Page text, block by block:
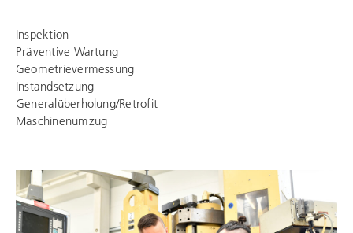
Inspektion
Präventive Wartung
Geometrievermessung
Instandsetzung
Generalüberholung/Retrofit
Maschinenumzug